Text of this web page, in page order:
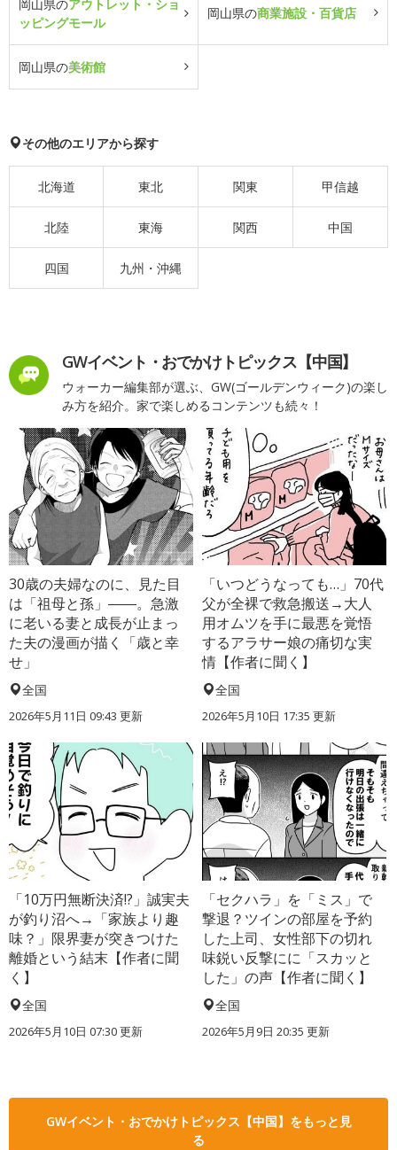
岡山県のアウトレット・ショ
ッピングモール
岡山県の商業施設・百貨店
岡山県の美術館
その他のエリアから探す
北海道 東北 関東 甲信越
北陸 東海 関西 中国
四国 九州・沖縄
GWイベント・おでかけトピックス【中国】
ウォーカー編集部が選ぶ、GW(ゴールデンウィーク)の楽し
み方を紹介。家で楽しめるコンテンツも続々！
30歳の夫婦なのに、見た目
は「祖母と孫」――。急激
に老いる妻と成長が止まっ
た夫の漫画が描く「歳と幸
せ」
全国
2026年5月11日 09:43 更新
「いつどうなっても…」70代
父が全裸で救急搬送→大人
用オムツを手に最悪を覚悟
するアラサー娘の痛切な実
情【作者に聞く】
全国
2026年5月10日 17:35 更新
「10万円無断決済!?」誠実夫
が釣り沼へ→「家族より趣
味？」限界妻が突きつけた
離婚という結末【作者に聞
く】
全国
2026年5月10日 07:30 更新
「セクハラ」を「ミス」で
撃退？ツインの部屋を予約
した上司、女性部下の切れ
味鋭い反撃にに「スカッと
した」の声【作者に聞く】
全国
2026年5月9日 20:35 更新
GWイベント・おでかけトピックス【中国】をもっと見
る